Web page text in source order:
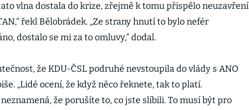
vlna dostala do krize, zřejmě k tomu přispělo neuzavření
řekl Bělobrádek. „Ze strany hnutí to bylo nefér
dostalo se mi za to omluvy,“ dodal.
že KDU-ČSL podruhé nevstoupila do vlády s ANO
„Lidé ocení, že když něco řeknete, tak to platí.
že porušíte to, co jste slíbili. To musí být pro